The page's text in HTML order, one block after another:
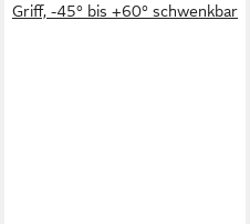
Griff, -45° bis +60° schwenkbar